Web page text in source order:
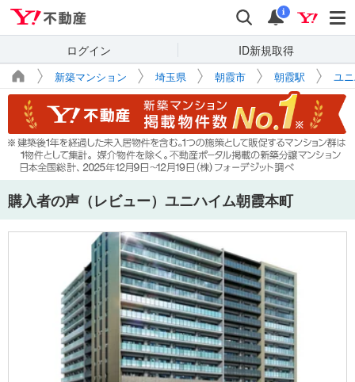
検索 通知
i
ログイン ID新規取得
新築マンション 埼玉県 朝霞市 朝霞駅 ユ
購入者の声（レビュー）ユニハイム朝霞本町